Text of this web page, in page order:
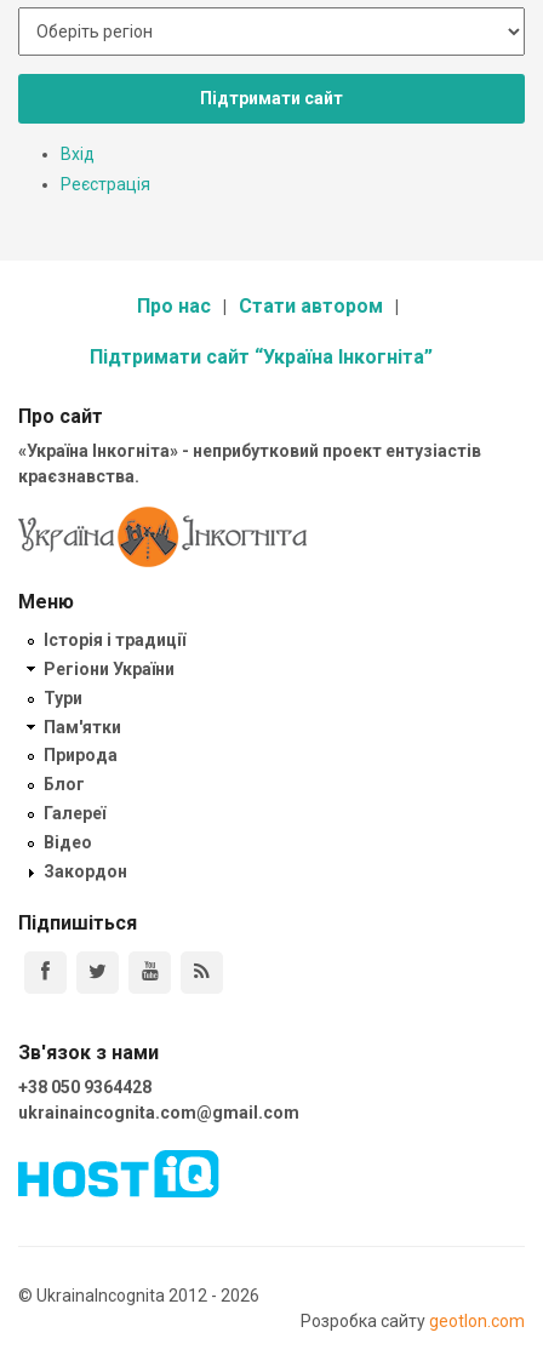
Підтримати сайт
Вхід
Реєстрація
Про нас Стати автором
Підтримати сайт “Україна Інкогніта”
Про сайт
«Україна Інкогніта» - неприбутковий проект ентузіастів
краєзнавства.
Меню
Історія і традиції
Регіони України
Тури
Пам'ятки
Природа
Блог
Галереї
Відео
Закордон
Підпишіться
Зв'язок з нами
+38 050 9364428
ukrainaincognita.com@gmail.com
© UkrainaIncognita 2012 - 2026
Розробка сайтуgeotlon.com